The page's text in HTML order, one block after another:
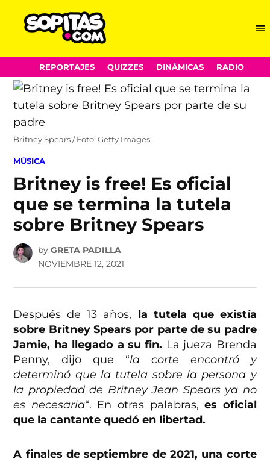
Skip
to
content
REPORTAJES QUIZZES DINÁMICAS RADIO
Britney Spears / Foto: Getty Images
POSTED
MÚSICA
Britney is free! Es oficial
que se termina la tutela
sobre Britney Spears
by GRETA PADILLA
NOVIEMBRE 12, 2021
Después de 13 años, la tutela que existía
sobre Britney Spears por parte de su padre
Jamie, ha llegado a su fin. La jueza Brenda
Penny, dijo que “la corte encontró y
determinó que la tutela sobre la persona y
la propiedad de Britney Jean Spears ya no
es necesaria“. En otras palabras,es oficial
que la cantante quedó en libertad.
A finales de septiembre de 2021, una corte